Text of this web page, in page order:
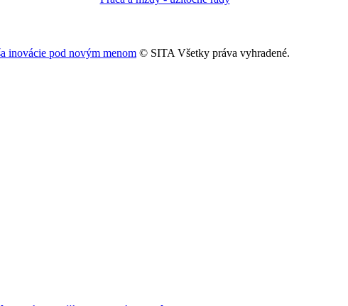
inovácie pod novým menom © SITA Všetky práva vyhradené.